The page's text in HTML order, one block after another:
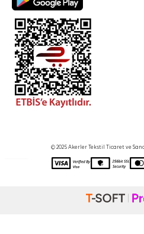
© 2025 Akerler Tekstil Ticaret ve